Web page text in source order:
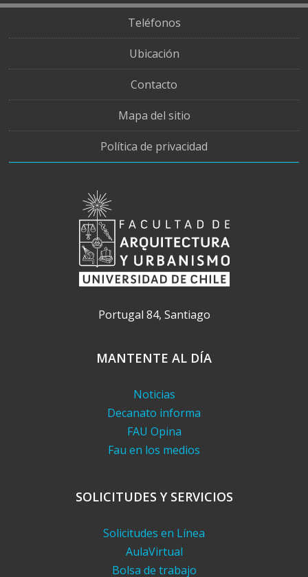
Teléfonos
Ubicación
Contacto
Mapa del sitio
Política de privacidad
Portugal 84, Santiago
MANTENTE AL DÍA
Noticias
Decanato informa
FAU Opina
Fau en los medios
SOLICITUDES Y SERVICIOS
Solicitudes en Línea
AulaVirtual
Bolsa de trabajo